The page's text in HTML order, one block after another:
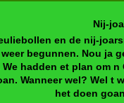
Nij-
en de nij-
begunnen. Nou ja
hadden et plan om
Wanneer wel? Wel t
het doen